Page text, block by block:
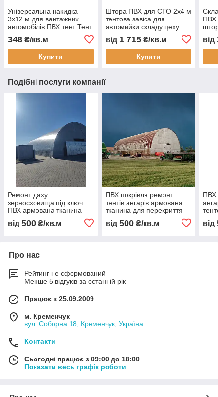
Універсальна накидка
3x12 м для вантажних
автомобілів ПВХ тент Тент
безкоштовно
виготовлення під
замовлення
348 ₴/кв.м
Купити
Штора ПВХ для СТО 2x4 м
тентова завіса для
автомийки складу цеху
пилу вологи тепла з
монтажем Тент Строй
від 1 715₴/кв.м
Купити
ПВХ
від
Подібні послуги компанії
Ремонт даху
зерносховища під ключ
ПВХ армована тканина
ангарів і каркасно
від 500 ₴/кв.м
ПВХ покрівля ремонт
тентів ангарів армована
тканина для перекриття
монтаж відновлення
від 500₴/кв.м
ПВХ
від
Про нас
Рейтинг не сформований
Менше 5 відгуків за останній рік
Працює з 25.09.2009
м. Кременчук
вул. Соборна 18, Кременчук, Україна
Контакти
Сьогодні працює з 09:00 до 18:00
Показати весь графік роботи